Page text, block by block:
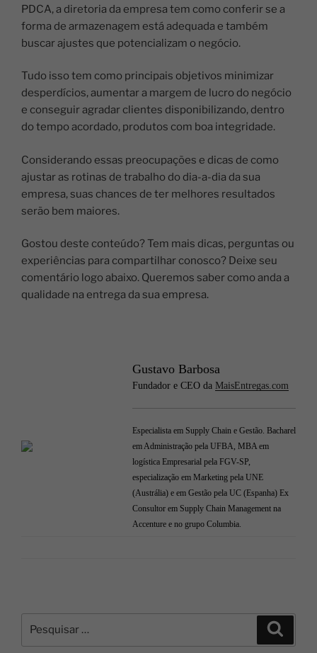
PDCA, a diretoria da empresa tem como conferir se a
forma de armazenagem está adequada e também
buscar ajustes que potencializam o negócio.
Tudo isso tem como principais objetivos minimizar
desperdícios, aumentar a margem de lucro do negócio
e conseguir agradar clientes disponibilizando, dentro
do tempo acordado, produtos com boa integridade.
Considerando essas preocupações e dicas de como
ajustar as rotinas de trabalho do dia-a-dia da sua
empresa, suas chances de ter melhores resultados
serão bem maiores.
Gostou deste conteúdo? Tem mais dicas, perguntas ou
experiências para compartilhar conosco? Deixe seu
comentário logo abaixo. Queremos saber como anda a
qualidade na entrega da sua empresa.
Gustavo Barbosa
Fundador e CEO da MaisEntregas.com
Especialista em Supply Chain e Gestão. Bacharel
em Administração pela UFBA, MBA em
logística Empresarial pela FGV-SP,
especialização em Marketing pela UNE
(Austrália) e em Gestão pela UC (Espanha) Ex
Consultor em Supply Chain Management na
Accenture e no grupo Columbia.